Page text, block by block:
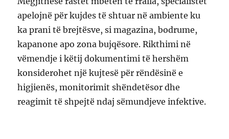
apelojnë për kujdes të shtuar në ambiente ku
ka prani të brejtësve, si magazina, bodrume,
kapanone apo zona bujqësore. Rikthimi në
vëmendje i këtij dokumentimi të hershëm
konsiderohet një kujtesë për rëndësinë e
higjienës, monitorimit shëndetësor dhe
reagimit të shpejtë ndaj sëmundjeve infektive.